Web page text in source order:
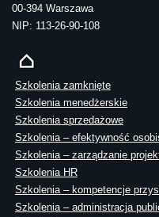
00-394 Warszawa
NIP: 113-26-90-108
Szkolenia zamknięte
Szkolenia menedżerskie
Szkolenia sprzedażowe
Szkolenia – efektywność
Szkolenia – zarządzanie
Szkolenia HR
Szkolenia – kompetencje
Szkolenia – administracja